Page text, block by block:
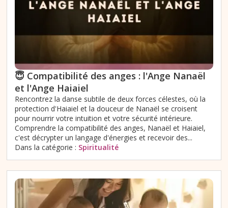
😇 Compatibilité des anges : l'Ange Nanaël
et l'Ange Haiaiel
Rencontrez la danse subtile de deux forces célestes, où la
protection d'Haiaiel et la douceur de Nanaël se croisent
pour nourrir votre intuition et votre sécurité intérieure.
Comprendre la compatibilité des anges, Nanaël et Haiaiel,
c'est décrypter un langage d'énergies et recevoir des...
Dans la catégorie : Spiritualité